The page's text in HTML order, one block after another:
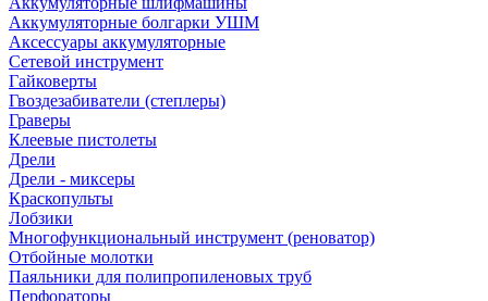
Аккумуляторные болгарки УШМ
Аксессуары аккумуляторные
Сетевой инструмент
Гайковерты
Гвоздезабиватели (степлеры)
Граверы
Клеевые пистолеты
Дрели
Дрели - миксеры
Краскопульты
Лобзики
Многофункциональный инструмент (реноватор)
Отбойные молотки
Паяльники для полипропиленовых труб
Перфораторы